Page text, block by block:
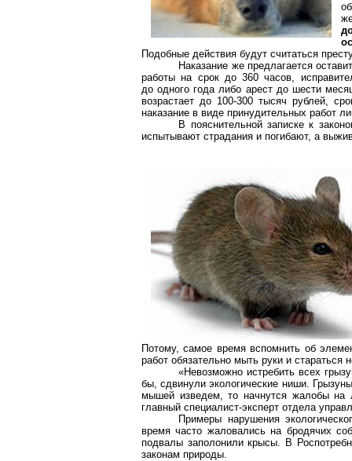
Подобные действия будут считаться
Наказание же предлагается
работы на срок до 360 часов,
до одного года либо арест до шести
возрастает до 100-300 тысяч рублей,
наказание в виде принудительных работ
В пояснительной записке к
испытывают страдания и погибают, а
Потому, самое время вспомнить об
работ обязательно мыть руки и
«Невозможно истребить всех
бы, сдвинули экологические ниши.
мышей изведем, то начнутся жалобы
главный специалист-эксперт отдела
Примеры нарушения
время часто жаловались на бродячих
подвалы заполонили крысы. В
законам природы.